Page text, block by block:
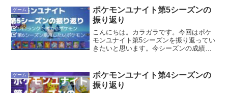
料でできるところが魅力のゲームです
ね。で、今日ポケモン...
ゲーム
ポケモンユナイト第5シーズンの
振り返り
こんにちは。カラガラです。今回はポケ
モンユナイト第5シーズンを振り返ってい
きたいと思います。今シーズンの成績第5
のですが、段々と尻すぼみに。とはい
え、以前よりも成長...
ゲーム
ポケモンユナイト第4シーズンの
振り返り